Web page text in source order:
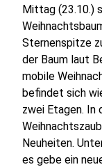
Mittag (23.10.)
Sternenspitze
der Baum laut
mobile
befindet sich
zwei Etagen. In
Neuheiten.
es gebe ein